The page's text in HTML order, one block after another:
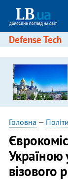
Defense Tech
Головна —
Україною
візового